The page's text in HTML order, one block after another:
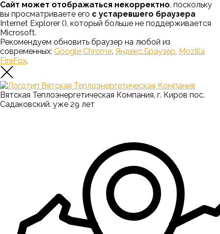
Сайт может отображаться некорректно, поскольку
вы просматриваете его с устаревшего браузера
Internet Explorer (), который больше не поддерживается
Microsoft.
Рекомендуем обновить браузер на любой из
современных: Google Chrome, Яндекс.Браузер, Mozilla
FireFox.
Вятская Теплоэнергетическая Компания, г. Киров пос.
Садаковский. уже 29 лет